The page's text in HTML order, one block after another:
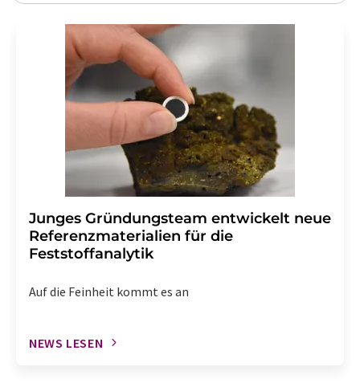
Junges Gründungsteam entwickelt neue
Referenzmaterialien für die
Feststoffanalytik
Auf die Feinheit kommt es an
NEWS LESEN